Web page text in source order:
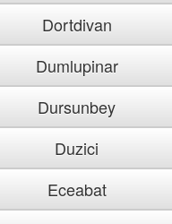
Dortdivan
Dumlupinar
Dursunbey
Duzici
Eceabat